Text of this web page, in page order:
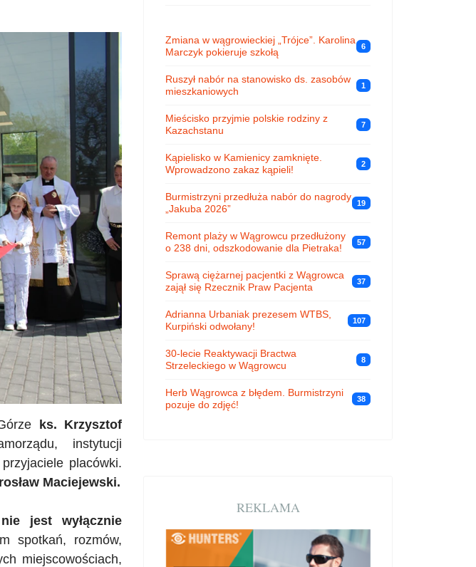
ks. Krzysztof
instytucji
placówki.
Maciejewski.
jest wyłącznie
spotkań, rozmów,
miejscowościach,
Zmiana w wągrowieckiej „Trójce”. Karolina
Marczyk pokieruje szkołą
6
Ruszył nabór na stanowisko ds. zasobów
mieszkaniowych
1
Mieścisko przyjmie polskie rodziny z
Kazachstanu
7
Kąpielisko w Kamienicy zamknięte.
Wprowadzono zakaz kąpieli!
2
Burmistrzyni przedłuża nabór do nagrody
„Jakuba 2026”
19
Remont plaży w Wągrowcu przedłużony
o 238 dni, odszkodowanie dla Pietraka!
57
Sprawą ciężarnej pacjentki z Wągrowca
zajął się Rzecznik Praw Pacjenta
37
Adrianna Urbaniak prezesem WTBS,
Kurpiński odwołany!
107
30-lecie Reaktywacji Bractwa
Strzeleckiego w Wągrowcu
8
Herb Wągrowca z błędem. Burmistrzyni
pozuje do zdjęć!
38
REKLAMA